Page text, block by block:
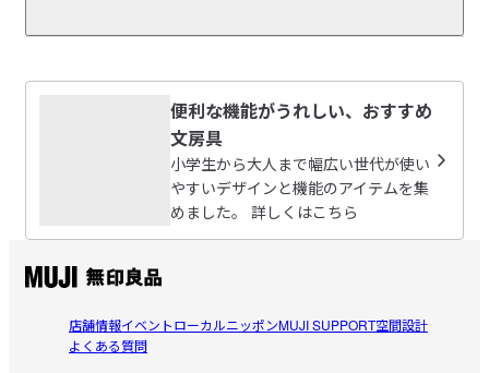
触り心地が良く、スケジュール帳を差し込みするのもスム
ーズに入りました。
す。
参考になった（0人）
2026/05/09
便利な機能がうれしい、おすすめ
文房具
小学生から大人まで幅広い世代が使い
やすいデザインと機能のアイテムを集
めました。 詳しくはこちら
店舗情報イベントローカルニッポンMUJI SUPPORT空間設計
よくある質問